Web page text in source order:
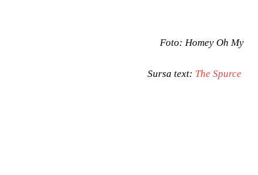
Foto: Homey Oh My
Sursa text: The Spurce